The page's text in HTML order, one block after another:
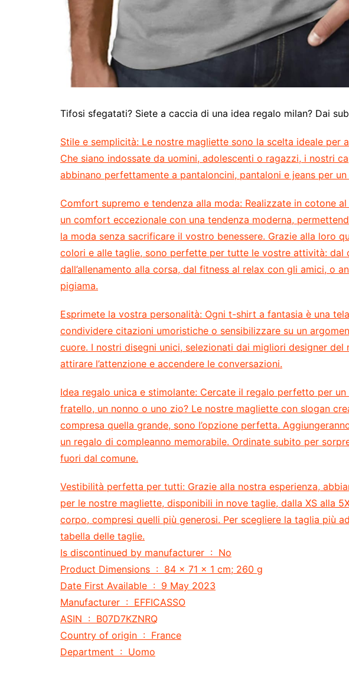
Tifosi sfegatati? Siete a caccia di una idea regalo milan? Dai
Stile e semplicità: Le nostre magliette sono la scelta ideale per
Che siano indossate da uomini, adolescenti o ragazzi, i nostri
abbinano perfettamente a pantaloncini, pantaloni e jeans per
Comfort supremo e tendenza alla moda: Realizzate in cotone
un comfort eccezionale con una tendenza moderna,
la moda senza sacrificare il vostro benessere. Grazie alla loro
colori e alle taglie, sono perfette per tutte le vostre attività: dal
dall’allenamento alla corsa, dal fitness al relax con gli amici, o
pigiama.
Esprimete la vostra personalità: Ogni t-shirt a fantasia è una
condividere citazioni umoristiche o sensibilizzare su un
cuore. I nostri disegni unici, selezionati dai migliori designer
attirare l’attenzione e accendere le conversazioni.
Idea regalo unica e stimolante: Cercate il regalo perfetto per
fratello, un nonno o uno zio? Le nostre magliette con slogan
compresa quella grande, sono l’opzione perfetta.
un regalo di compleanno memorabile. Ordinate subito per
fuori dal comune.
Vestibilità perfetta per tutti: Grazie alla nostra esperienza,
per le nostre magliette, disponibili in nove taglie, dalla XS alla
corpo, compresi quelli più generosi. Per scegliere la taglia più
tabella delle taglie.
Is discontinued by manufacturer ‏ : ‎ No
Product Dimensions ‏ : ‎ 84 x 71 x 1 cm; 260 g
Date First Available ‏ : ‎ 9 May 2023
Manufacturer ‏ : ‎ EFFICASSO
ASIN ‏ : ‎ B07D7KZNRQ
Country of origin ‏ : ‎ France
Department ‏ : ‎ Uomo